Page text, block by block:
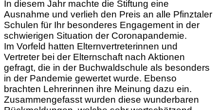
In diesem Jahr machte die Stiftung eine
Ausnahme und verlieh den Preis an alle Pfinztaler
Schulen für Ihr besonderes Engagement in der
schwierigen Situation der Coronapandemie.
Im Vorfeld hatten Elternvertreterinnen und
Vertreter bei der Elternschaft nach Aktionen
gefragt, die in der Buchwaldschule als besonders
in der Pandemie gewertet wurde. Ebenso
brachten Lehrerinnen ihre Meinung dazu ein.
Zusammengefasst wurden diese wunderbaren